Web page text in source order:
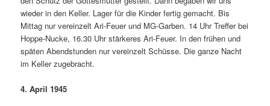
wieder in den Keller. Lager für die Kinder fertig ge­macht. Bis
Mittag nur vereinzelt Ari-Feuer und MG-Garben. 14 Uhr Treffer bei
Hoppe-Nucke, 16.30 Uhr stärkeres Ari-Feu­er. In den frühen und
späten Abend­stunden nur vereinzelt Schüsse. Die ganze Nacht
im Keller zugebracht.
4. April 1945